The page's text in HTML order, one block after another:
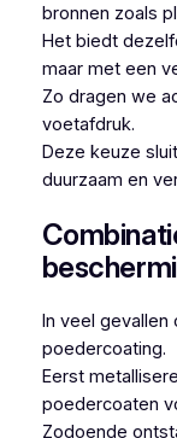
bronnen zoals
Het biedt
maar met een
Zo dragen we
voetafdruk.
Deze keuze
duurzaam en
In veel
poedercoating.
Eerst
poedercoaten
Zodoende